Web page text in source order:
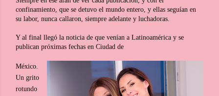
confinamiento, que se detuvo el mundo entero, y ellas seguían en
su labor, nunca callaron, siempre adelante y luchadoras.
Y al final llegó la noticia de que venían a Latinoamérica y se
publican próximas fechas en Ciudad de
México.
Un grito
rotundo